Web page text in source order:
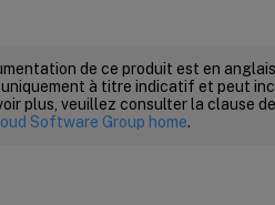
de ce produit est en
uniquement à titre indicatif et peut
plus, veuillez consulter la clause
Software Group home.